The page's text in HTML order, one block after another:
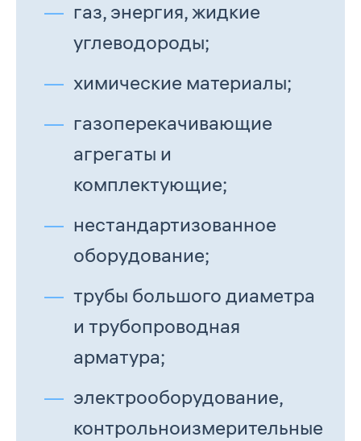
газ, энергия, жидкие
углеводороды;
химические материалы;
газоперекачивающие
агрегаты и
комплектующие;
нестандартизованное
оборудование;
трубы большого диаметра
и трубопроводная
арматура;
электрооборудование,
контрольноизмерительные